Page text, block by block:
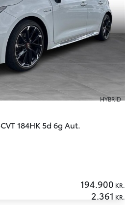
HYBRID
184HK 5d 6g Aut.
194.900 KR.
2.361 KR.